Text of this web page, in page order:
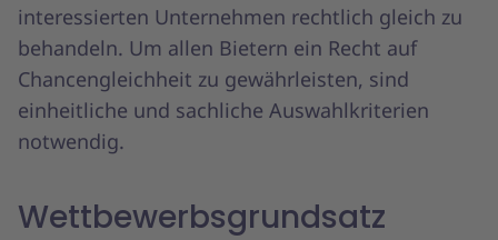
interessierten Unternehmen rechtlich gleich zu
behandeln. Um allen Bietern ein Recht auf
Chancengleichheit zu gewährleisten, sind
einheitliche und sachliche Auswahlkriterien
notwendig.
Wettbewerbsgrundsatz